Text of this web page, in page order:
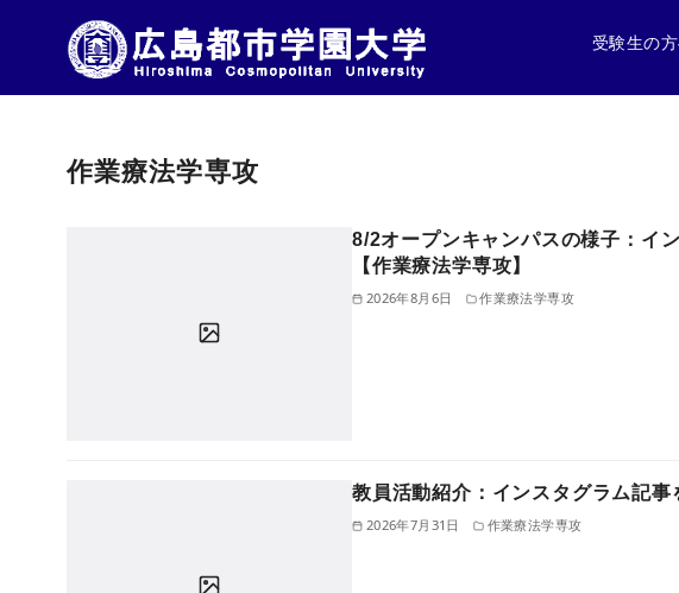
受験生の
作業療法学専攻
8/2オープンキャンパスの様子：イ
【作業療法学専攻】
2026年8月6日 作業療法学専攻
教員活動紹介：インスタグラム記事
2026年7月31日 作業療法学専攻